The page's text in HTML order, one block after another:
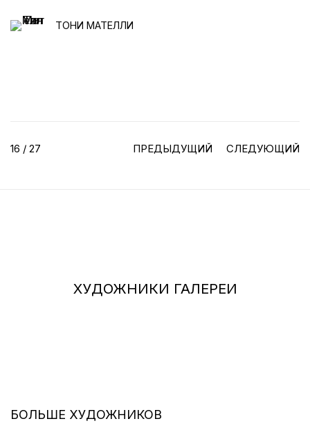
ТОНИ МАТЕЛЛИ
ПРЕДЫДУЩИЙ СЛЕДУЮЩИЙ
16 / 27
ХУДОЖНИКИ ГАЛЕРЕИ
БОЛЬШЕ ХУДОЖНИКОВ